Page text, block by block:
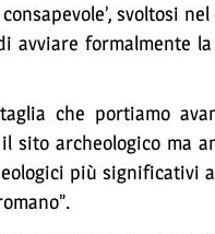
svoltosi nel
avviare formalmente
che portiamo
sito archeologico ma
più significativi